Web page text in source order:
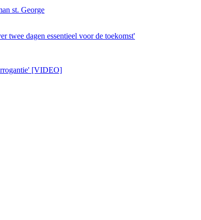
st. George
twee dagen essentieel voor de toekomst'
[VIDEO]